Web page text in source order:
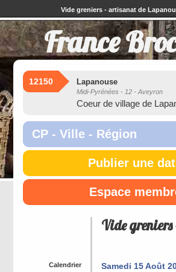
Vide greniers - artisanat de
France
12150 Lapanouse
Midi-Pyrénées - 12 - Aveyron
Coeur de village de
Publier une
Espace
Vide
Calendrier Samedi 15 Août